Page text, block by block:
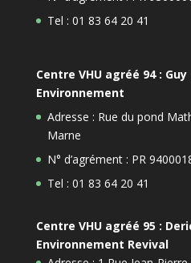
Tel : 01 83 64 20 41
Centre VHU agréé 94 :
Environnement
Adresse : Rue du pond
Marne
N° d’agrément : PR
Tel : 01 83 64 20 41
Centre VHU agréé 95 :
Environnement Revival